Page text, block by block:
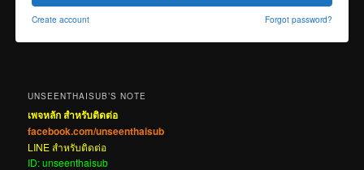
Create account Forgot password?
UNSEENTHAISUB’S NOTE
เพจหลัก สำหรับติดต่อ
facebook.com/unseenthaisub
LINE สำหรับติดต่อ
ID: unseenthaisub